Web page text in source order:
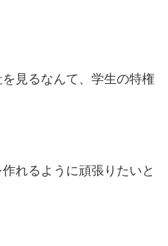
見るなんて、学生の特権
れるように頑張りたいと